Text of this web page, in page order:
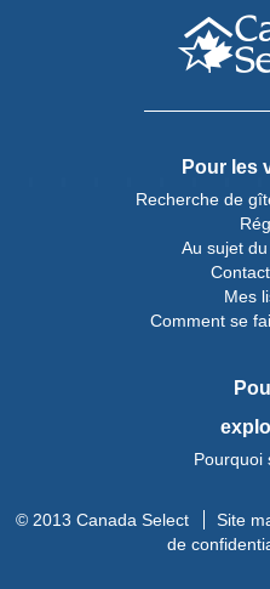
Pour les
Recherche de
Au sujet
Mes
Comment se
Pourquoi
© 2013 Canada Select Site
de